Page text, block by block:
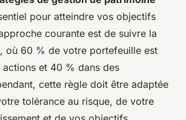
pour atteindre vos objectifs
courante est de suivre la
où 60 % de votre portefeuille est
actions et 40 % dans des
cette règle doit être adaptée
tolérance au risque, de votre